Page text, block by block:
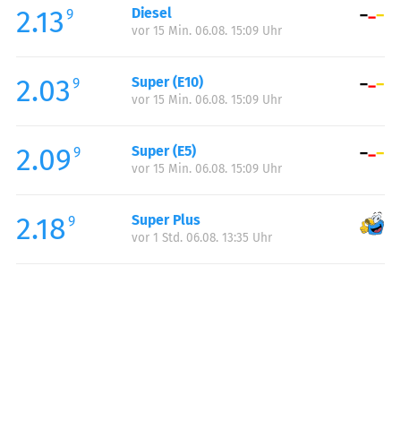
Mittwoch:
06:00-22:00
Donnerstag:
Samstag:
07:00-22:00
Sonntag:
2.13 9 Diesel
vor 15 Min. 06.08. 15:09 Uhr
2.03 9 Super (E10)
vor 15 Min. 06.08. 15:09 Uhr
2.09 9 Super (E5)
vor 15 Min. 06.08. 15:09 Uhr
2.18 9 Super Plus
vor 1 Std. 06.08. 13:35 Uhr